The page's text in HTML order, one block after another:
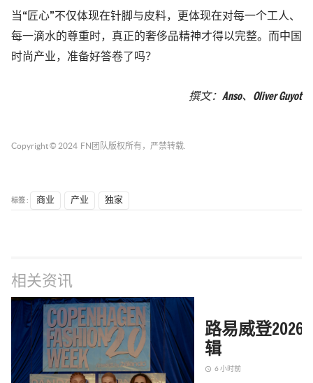
当“匠心”不仅体现在针脚与皮料，更体现在对每一个工人、
每一滴水的尊重时，真正的奢侈品精神才得以完整。而中国
时尚产业，准备好答卷了吗？
撰文： Anso、 Oliver Guyot
Copyright © 2024 FN团队 版权所有，严禁转载.
标签 : 商业 产业 独家
相关资讯